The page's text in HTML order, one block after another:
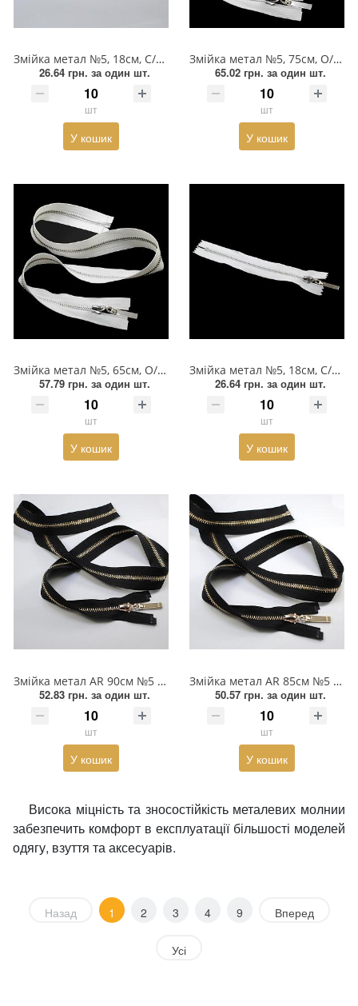
Змійка метал №5, 18см, С/Є, темно-сіра та нікель, шт
26.64 грн. за один шт.
шт
У кошик
Змійка метал №5, 75см, О/Є, біла та нікель, шт
65.02 грн. за один шт.
шт
У кошик
Змійка метал №5, 65см, О/Є, біла та нікель, шт
57.79 грн. за один шт.
шт
У кошик
Змійка метал №5, 18см, С/Є, біла та нікель, шт
26.64 грн. за один шт.
шт
У кошик
Змійка метал AR 90см №5 O/Е GOLD, чорна тканина, одностороння, бігунок зі вдавленим лого, шт
52.83 грн. за один шт.
шт
У кошик
Змійка метал AR 85см №5 O/Е GOLD, чорна тканина, одностороння, бігунок зі вдавленим лого, шт
50.57 грн. за один шт.
шт
У кошик
Висока міцність та зносостійкість металевих молнии
забезпечить комфорт в експлуатації більшості моделей
одягу, взуття та аксесуарів.
Назад 1 2 3 4 9 Вперед
Усі